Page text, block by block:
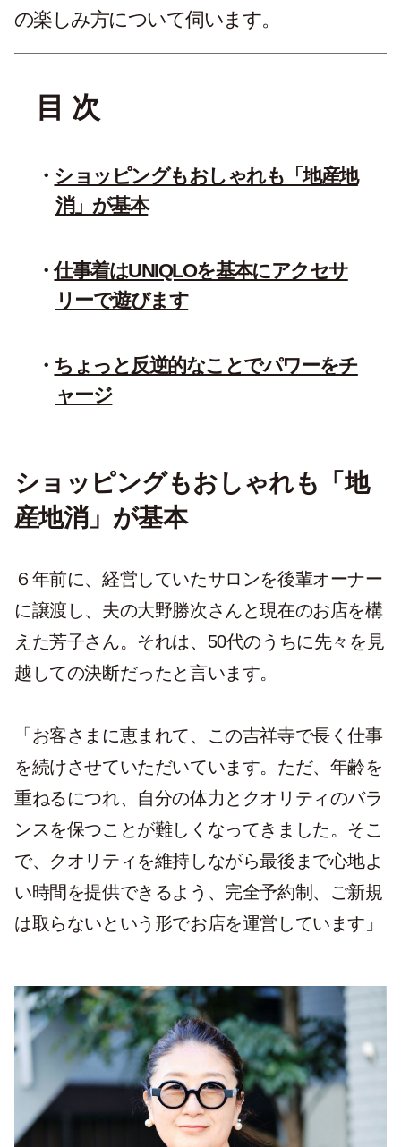
の楽しみ方について伺います。
目 次
ショッピングもおしゃれも「地産地
消」が基本
仕事着はUNIQLOを基本にアクセサ
リーで遊びます
ちょっと反逆的なことでパワーをチ
ャージ
ショッピングもおしゃれも「地
産地消」が基本
６年前に、経営していたサロンを後輩オーナー
に譲渡し、夫の大野勝次さんと現在のお店を構
えた芳子さん。それは、50代のうちに先々を見
越しての決断だったと言います。
「お客さまに恵まれて、この吉祥寺で長く仕事
を続けさせていただいています。ただ、年齢を
重ねるにつれ、自分の体力とクオリティのバラ
ンスを保つことが難しくなってきました。そこ
で、クオリティを維持しながら最後まで心地よ
い時間を提供できるよう、完全予約制、ご新規
は取らないという形でお店を運営しています」